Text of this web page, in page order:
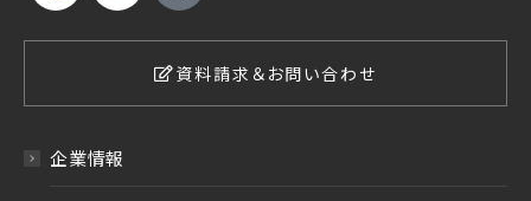
資料請求＆お問い合わせ
企業情報